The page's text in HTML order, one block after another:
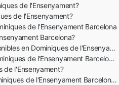
de l'Ensenyament?
de l'Ensenyament?
de l'Ensenyament Barcelona
Barcelona?
en Dominiques de l'Ensenyament?
de l'Ensenyament Barcelona?
de l'Ensenyament?
de l'Ensenyament Barcelona?